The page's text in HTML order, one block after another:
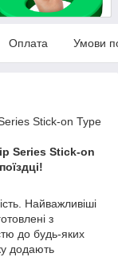
Оплата Умови
Stick-on Type
Series Stick-on
Найважливіші
з
до будь-яких
додають